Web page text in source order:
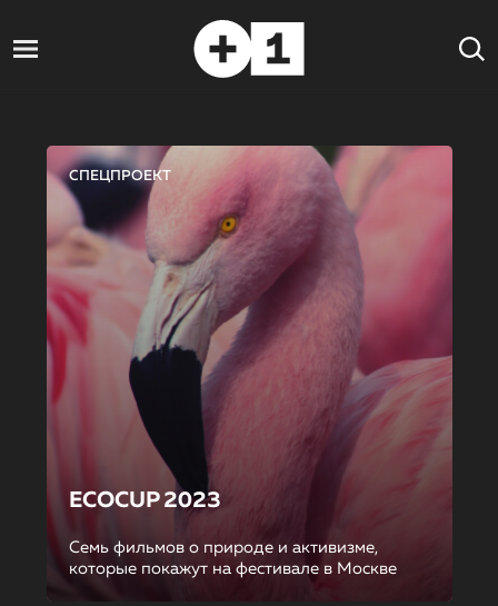
СПЕЦПРОЕКТ
ECOCUP 2023
Семь фильмов о природе и активизме,
которые покажут на фестивале в Москве